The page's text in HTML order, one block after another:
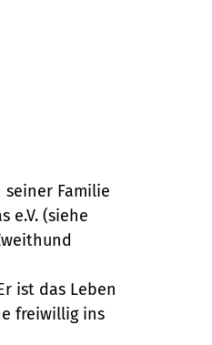
Familie
e.V. (siehe
ist das Leben
freiwillig ins